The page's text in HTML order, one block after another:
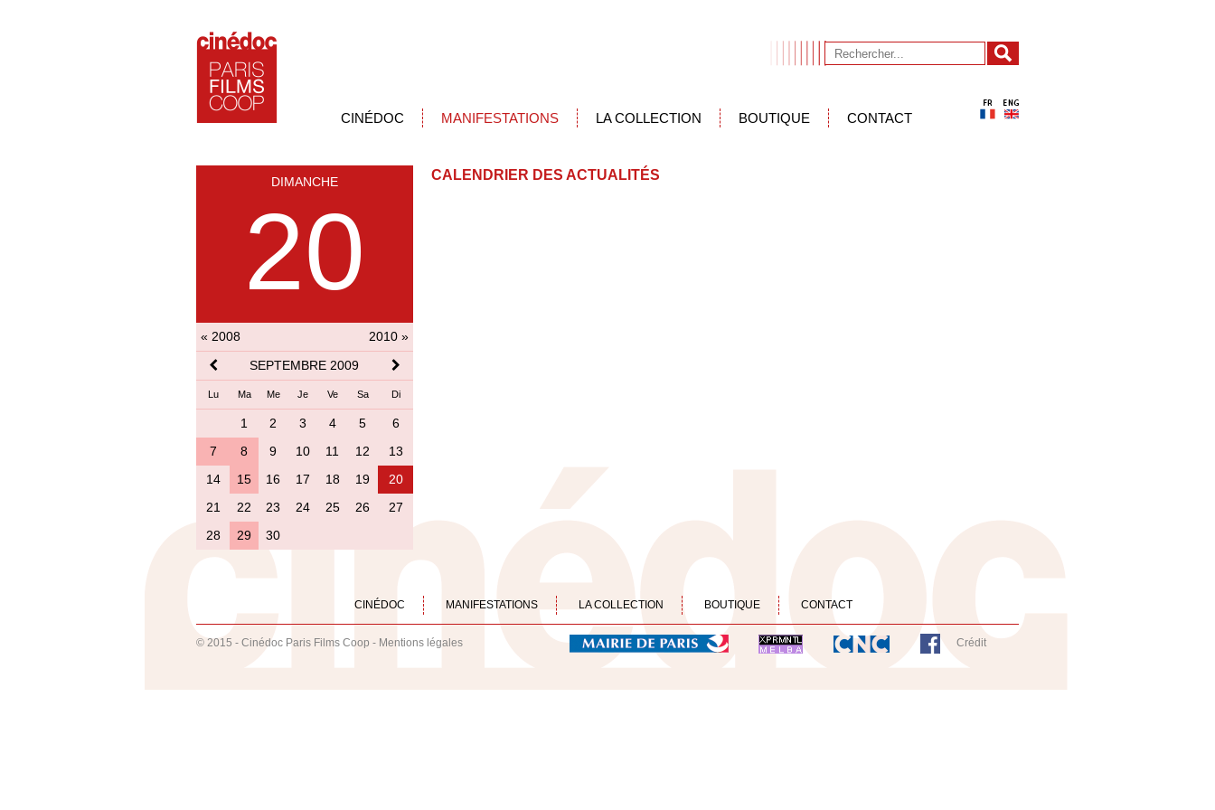
CINÉDOC MANIFESTATIONS LA COLLECTION BOUTIQUE CONTACT
DIMANCHE
20
« 2008
2010 »
SEPTEMBRE 2009
Lu Ma Me Je Ve Sa Di
1 2 3 4 5
6
7
8 9 10 11 12
13
14
15 16 17 18 19
20
21
22 23 24 25 26
27
28
29 30
CALENDRIER DES ACTUALITÉS
CINÉDOC MANIFESTATIONS LA COLLECTION BOUTIQUE CONTACT
© 2015 - Cinédoc Paris Films Coop - Mentions légales Crédit